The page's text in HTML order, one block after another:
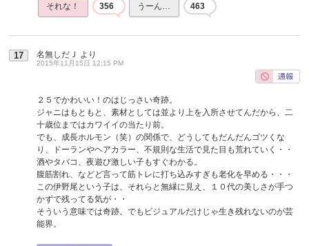
それな！ 356 うーん… 463
17 名無しだＪ より
2015年11月15日 12:15 PM
２５でかわいい！のはじっさい奇跡。
ジャニはもともと、素材としては並より上を入所させてんだから、二
十歳位まではカワイイの当たり前。
でも、成長ホルモン（笑）の関係で、どうしてもだんだんゴツくな
り、ドーランやヘアカラー、不規則な生活で見た目も荒れていく・・
酒やタバコ、夜遊び激しい子もすぐわかる。
腹筋割れ、などど言って筋トレに打ち込みすぎも老化を早める・・・
この伊野尾という子は、それらと無縁に見え、１０代の美しさが手つ
かずで残ってる気が・・
そういう意味では奇跡。でもビジュアルだけじゃ生き残れないのが芸
能界。